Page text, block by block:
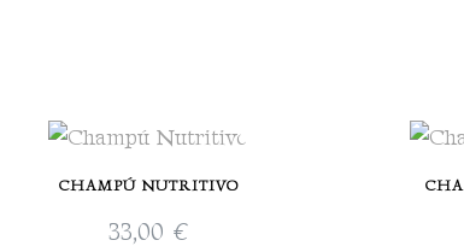
CHAMPÚ NUTRITIVO
33,00 €